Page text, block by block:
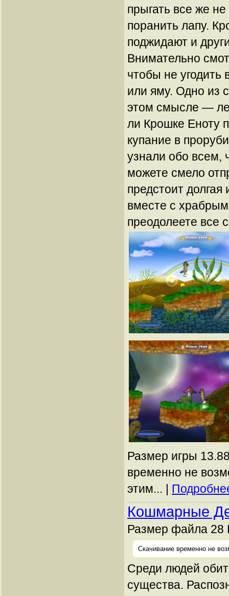
прыгать все же
поранить лапу.
поджидают и
Внимательно
чтобы не угодить
или яму. Одно из
этом смысле —
ли Крошке Еноту
купание в
узнали обо всем,
можете смело
предстоит долгая
вместе с
преодолеете все
Размер игры
временно не
этим... |
Кошмарные
Размер файла 28
Скачивание временно не
Среди людей
существа.